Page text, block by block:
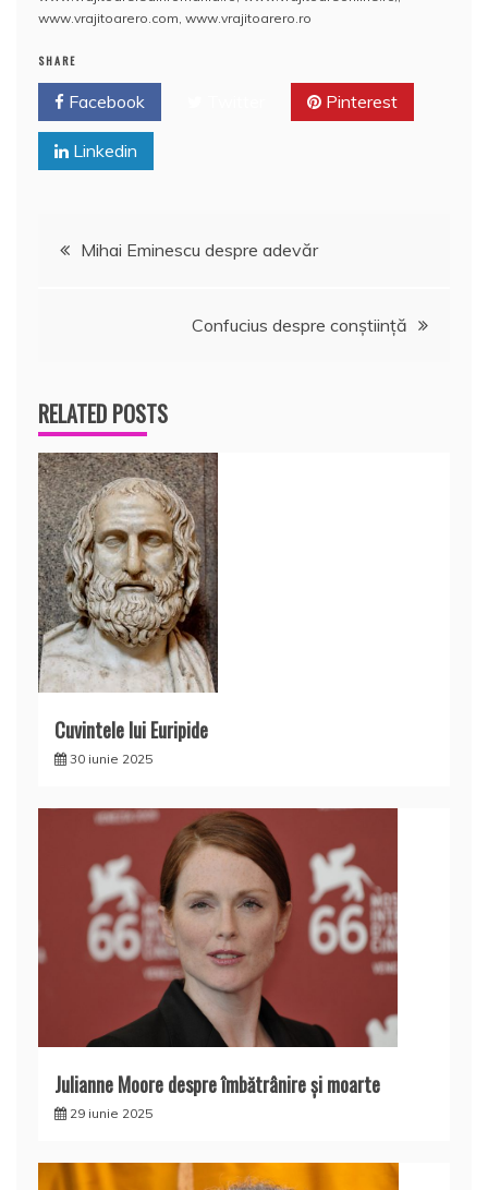
www.vrajitoarero.com www.vrajitoarero.ro
SHARE
Facebook Pinterest
Linkedin
Navigare
Mihai Eminescu despre adevăr
Confucius despre conştiinţă
RELATED POSTS
Cuvintele lui Euripide
30 iunie 2025
Julianne Moore despre îmbătrânire și moarte
29 iunie 2025